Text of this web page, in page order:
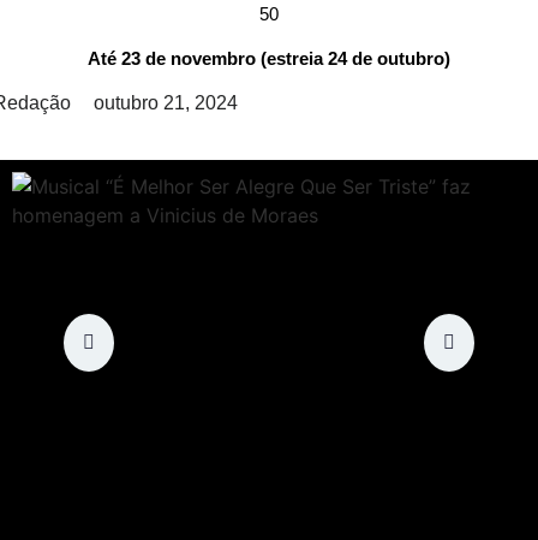
50
Até 23 de novembro (estreia 24 de outubro)
outubro 21, 2024